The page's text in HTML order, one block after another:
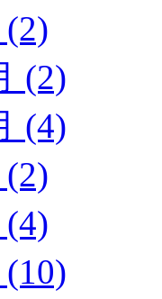
(2)
(4)